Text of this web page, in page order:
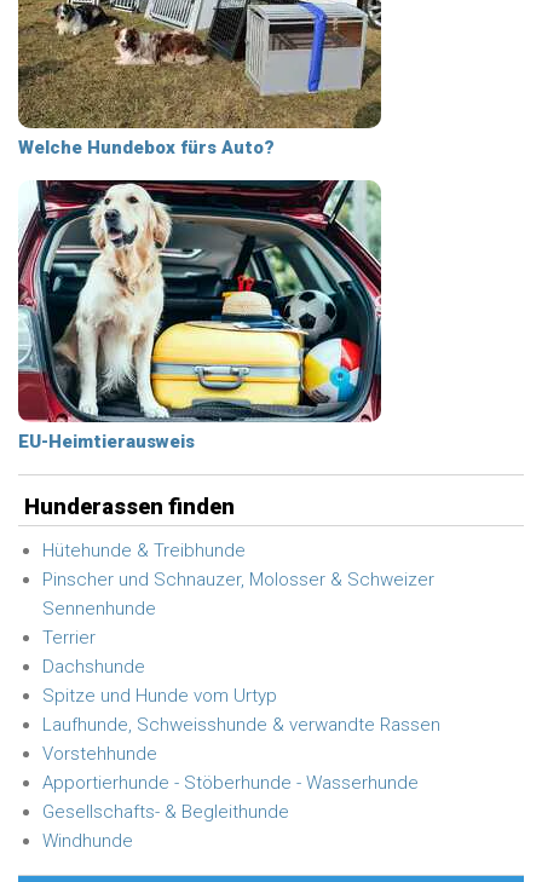
Welche Hundebox fürs Auto?
EU-Heimtierausweis
Hunderassen finden
Hütehunde & Treibhunde
Pinscher und Schnauzer, Molosser & Schweizer
Sennenhunde
Terrier
Dachshunde
Spitze und Hunde vom Urtyp
Laufhunde, Schweisshunde & verwandte Rassen
Vorstehhunde
Apportierhunde - Stöberhunde - Wasserhunde
Gesellschafts- & Begleithunde
Windhunde